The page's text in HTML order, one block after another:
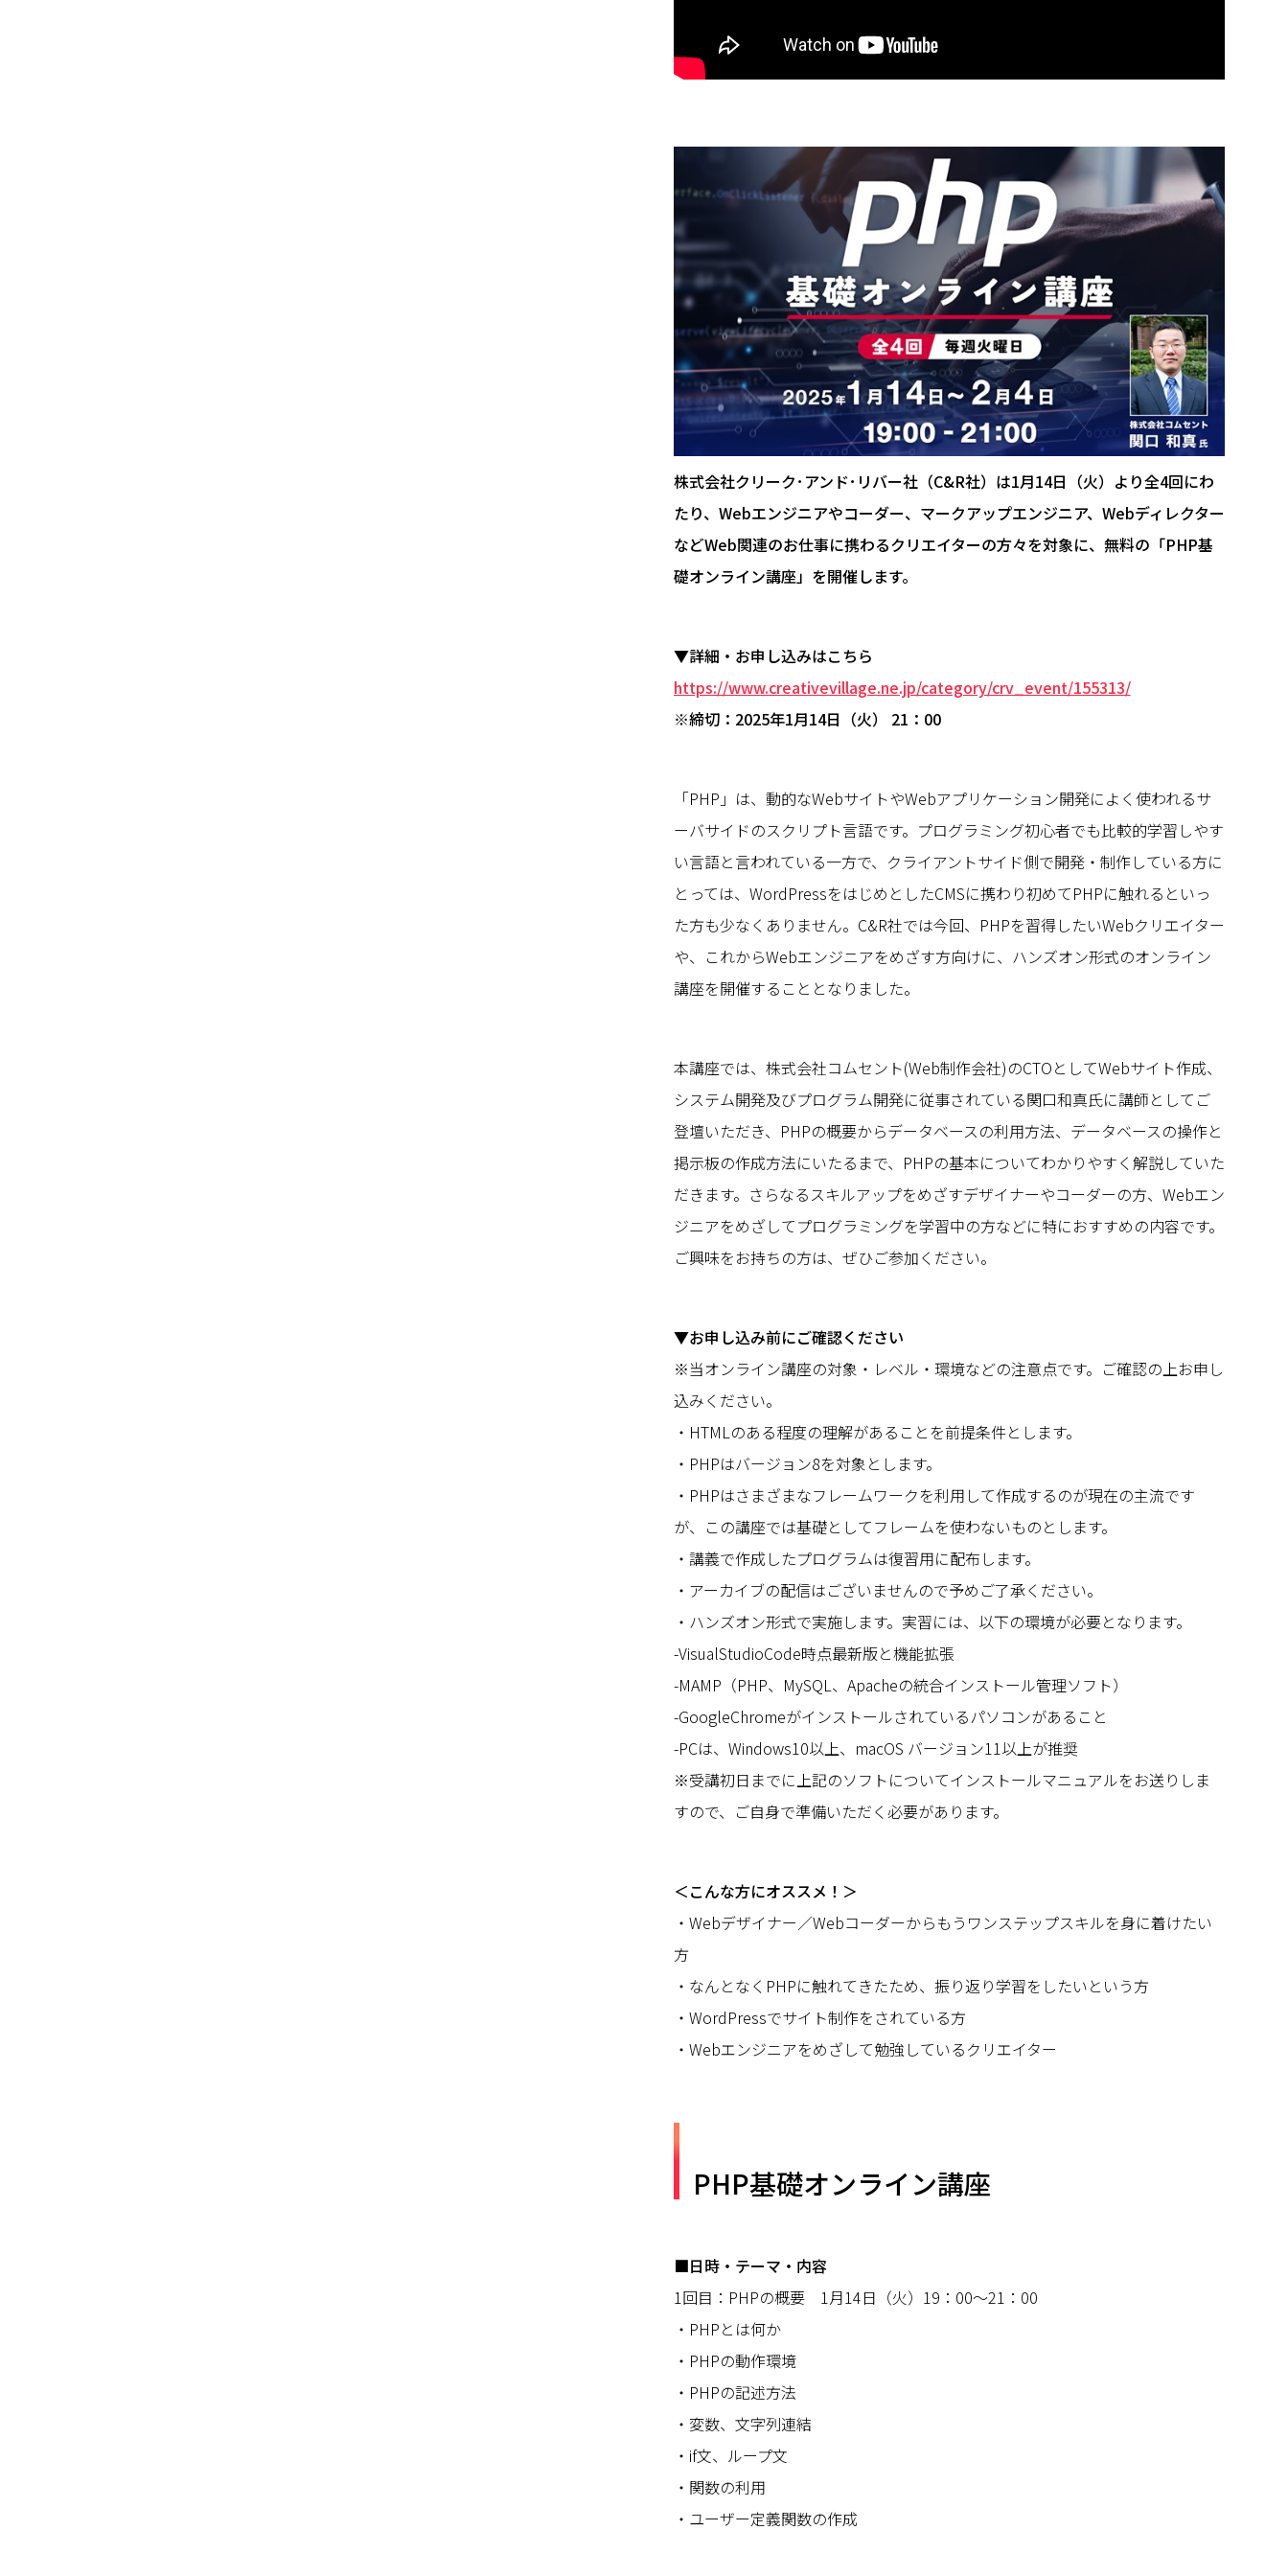
株式会社クリーク･アンド･リバー社（C&R社）は1月14日（火）より全4回にわ
たり、Webエンジニアやコーダー、マークアップエンジニア、Webディレクター
などWeb関連のお仕事に携わるクリエイターの方々を対象に、無料の「PHP基
礎オンライン講座」を開催します。
▼詳細・お申し込みはこちら
https://www.creativevillage.ne.jp/category/crv_event/155313/
※締切：2025年1月14日（火） 21：00
「PHP」は、動的なWebサイトやWebアプリケーション開発によく使われるサ
ーバサイドのスクリプト言語です。プログラミング初心者でも比較的学習しやす
い言語と言われている一方で、クライアントサイド側で開発・制作している方に
とっては、WordPressをはじめとしたCMSに携わり初めてPHPに触れるといっ
た方も少なくありません。C&R社では今回、PHPを習得したいWebクリエイター
や、これからWebエンジニアをめざす方向けに、ハンズオン形式のオンライン
講座を開催することとなりました。
本講座では、株式会社コムセント(Web制作会社)のCTOとしてWebサイト作成、
システム開発及びプログラム開発に従事されている関口和真氏に講師としてご
登壇いただき、PHPの概要からデータベースの利用方法、データベースの操作と
掲示板の作成方法にいたるまで、PHPの基本についてわかりやすく解説していた
だきます。さらなるスキルアップをめざすデザイナーやコーダーの方、Webエン
ジニアをめざしてプログラミングを学習中の方などに特におすすめの内容です。
ご興味をお持ちの方は、ぜひご参加ください。
▼お申し込み前にご確認ください
※当オンライン講座の対象・レベル・環境などの注意点です。ご確認の上お申し
込みください。
・HTMLのある程度の理解があることを前提条件とします。
・PHPはバージョン8を対象とします。
・PHPはさまざまなフレームワークを利用して作成するのが現在の主流です
が、この講座では基礎としてフレームを使わないものとします。
・講義で作成したプログラムは復習用に配布します。
・アーカイブの配信はございませんので予めご了承ください。
・ハンズオン形式で実施します。実習には、以下の環境が必要となります。
-VisualStudioCode時点最新版と機能拡張
-MAMP（PHP、MySQL、Apacheの統合インストール管理ソフト）
-GoogleChromeがインストールされているパソコンがあること
-PCは、Windows10以上、macOS バージョン11以上が推奨
※受講初日までに上記のソフトについてインストールマニュアルをお送りしま
すので、ご自身で準備いただく必要があります。
＜こんな方にオススメ！＞
・Webデザイナー／Webコーダーからもうワンステップスキルを身に着けたい
方
・なんとなくPHPに触れてきたため、振り返り学習をしたいという方
・WordPressでサイト制作をされている方
・Webエンジニアをめざして勉強しているクリエイター
PHP基礎オンライン講座
■日時・テーマ・内容
1回目：PHPの概要 1月14日（火）19：00～21：00
・PHPとは何か
・PHPの動作環境
・PHPの記述方法
・変数、文字列連結
・if文、ループ文
・関数の利用
・ユーザー定義関数の作成